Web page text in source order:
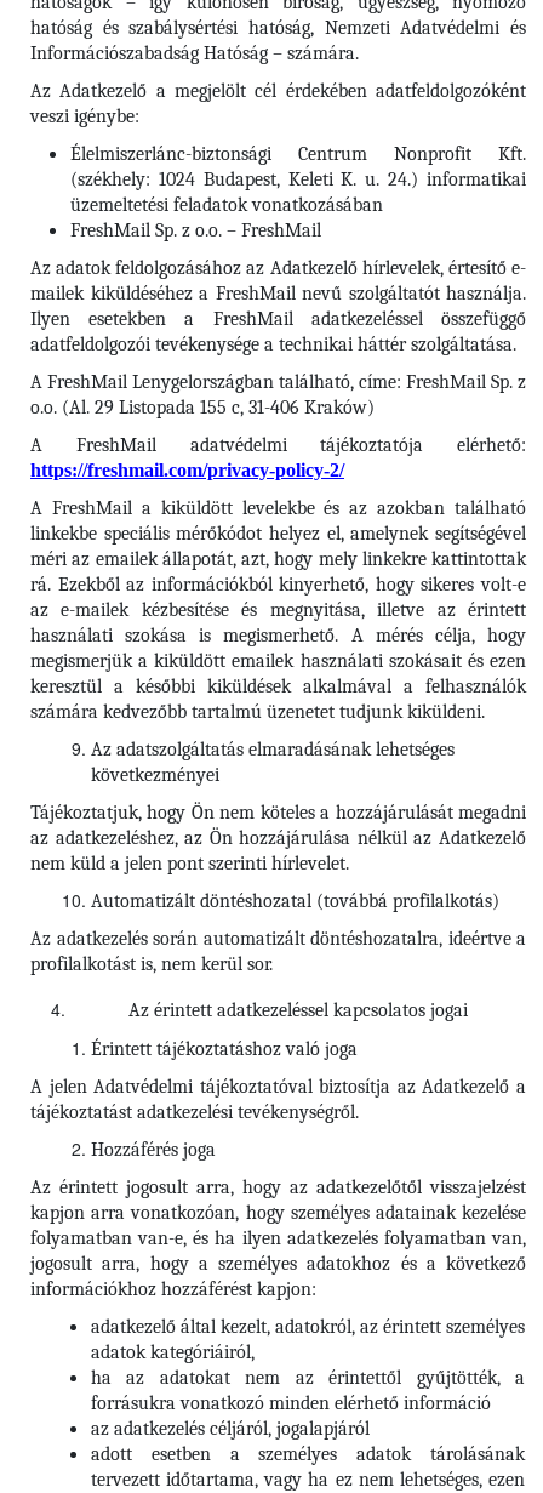
hatóság és szabálysértési hatóság, Nemzeti Adatvédelmi és
Információszabadság Hatóság – számára.
Az Adatkezelő a megjelölt cél érdekében adatfeldolgozóként
veszi igénybe:
Élelmiszerlánc-biztonsági Centrum Nonprofit Kft.
(székhely: 1024 Budapest, Keleti K. u. 24.) informatikai
üzemeltetési feladatok vonatkozásában
FreshMail Sp. z o.o. – FreshMail
Az adatok feldolgozásához az Adatkezelő hírlevelek, értesítő e-
mailek kiküldéséhez a FreshMail nevű szolgáltatót használja.
Ilyen esetekben a FreshMail adatkezeléssel összefüggő
adatfeldolgozói tevékenysége a technikai háttér szolgáltatása.
A FreshMail Lenygelországban található, címe: FreshMail Sp. z
o.o. (Al. 29 Listopada 155 c, 31-406 Kraków)
A FreshMail adatvédelmi tájékoztatója elérhető:
https://freshmail.com/privacy-policy-2/
A FreshMail a kiküldött levelekbe és az azokban található
linkekbe speciális mérőkódot helyez el, amelynek segítségével
méri az emailek állapotát, azt, hogy mely linkekre kattintottak
rá. Ezekből az információkból kinyerhető, hogy sikeres volt-e
az e-mailek kézbesítése és megnyitása, illetve az érintett
használati szokása is megismerhető. A mérés célja, hogy
megismerjük a kiküldött emailek használati szokásait és ezen
keresztül a későbbi kiküldések alkalmával a felhasználók
számára kedvezőbb tartalmú üzenetet tudjunk kiküldeni.
Az adatszolgáltatás elmaradásának lehetséges
következményei
Tájékoztatjuk, hogy Ön nem köteles a hozzájárulását megadni
az adatkezeléshez, az Ön hozzájárulása nélkül az Adatkezelő
nem küld a jelen pont szerinti hírlevelet.
Automatizált döntéshozatal (továbbá profilalkotás)
Az adatkezelés során automatizált döntéshozatalra, ideértve a
profilalkotást is, nem kerül sor.
Az érintett adatkezeléssel kapcsolatos jogai
Érintett tájékoztatáshoz való joga
A jelen Adatvédelmi tájékoztatóval biztosítja az Adatkezelő a
tájékoztatást adatkezelési tevékenységről.
Hozzáférés joga
Az érintett jogosult arra, hogy az adatkezelőtől visszajelzést
kapjon arra vonatkozóan, hogy személyes adatainak kezelése
folyamatban van-e, és ha ilyen adatkezelés folyamatban van,
jogosult arra, hogy a személyes adatokhoz és a következő
információkhoz hozzáférést kapjon:
adatkezelő által kezelt, adatokról, az érintett személyes
adatok kategóriáiról,
ha az adatokat nem az érintettől gyűjtötték, a
forrásukra vonatkozó minden elérhető információ
az adatkezelés céljáról, jogalapjáról
adott esetben a személyes adatok tárolásának
tervezett időtartama, vagy ha ez nem lehetséges, ezen